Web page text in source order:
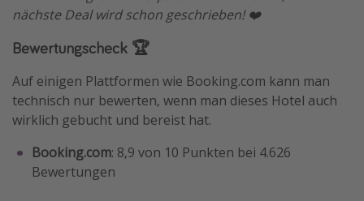
nächste Deal wird schon geschrieben! ❤️
Bewertungscheck 🏆
Auf einigen Plattformen wie Booking.com kann man
technisch nur bewerten, wenn man dieses Hotel auch
wirklich gebucht und bereist hat.
Booking.com: 8,9 von 10 Punkten bei 4.626
Bewertungen